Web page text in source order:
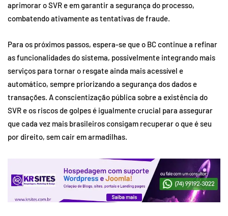
aprimorar o SVR e em garantir a segurança do processo,
combatendo ativamente as tentativas de fraude.
Para os próximos passos, espera-se que o BC continue a refinar
as funcionalidades do sistema, possivelmente integrando mais
serviços para tornar o resgate ainda mais acessível e
automático, sempre priorizando a segurança dos dados e
transações. A conscientização pública sobre a existência do
SVR e os riscos de golpes é igualmente crucial para assegurar
que cada vez mais brasileiros consigam recuperar o que é seu
por direito, sem cair em armadilhas.